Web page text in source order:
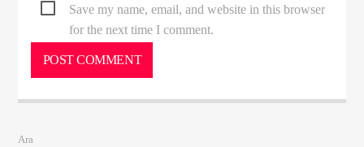
Save my name, email, and website in this browser
for the next time I comment.
Ara